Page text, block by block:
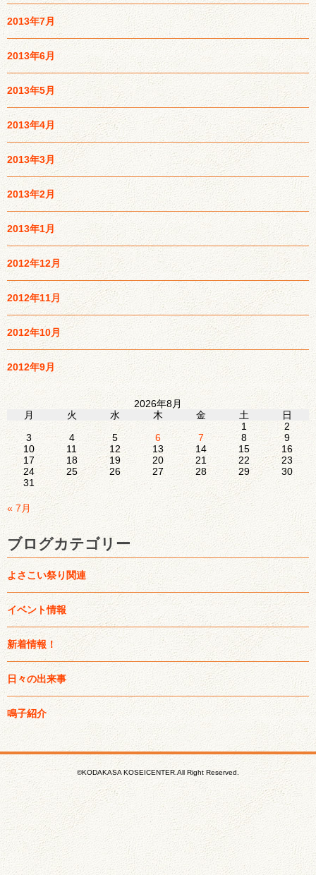
2013年7月
2013年6月
2013年5月
2013年4月
2013年3月
2013年2月
2013年1月
2012年12月
2012年11月
2012年10月
2012年9月
2026年8月
月
火 水 木 金 土
日
1
2
3
4 5 6 7 8
9
10
11 12 13 14 15
16
17
18 19 20 21 22
23
24
25 26 27 28 29
30
31
« 7月
ブログカテゴリー
よさこい祭り関連
イベント情報
新着情報！
日々の出来事
鳴子紹介
©KODAKASA KOSEICENTER.All Right Reserved.